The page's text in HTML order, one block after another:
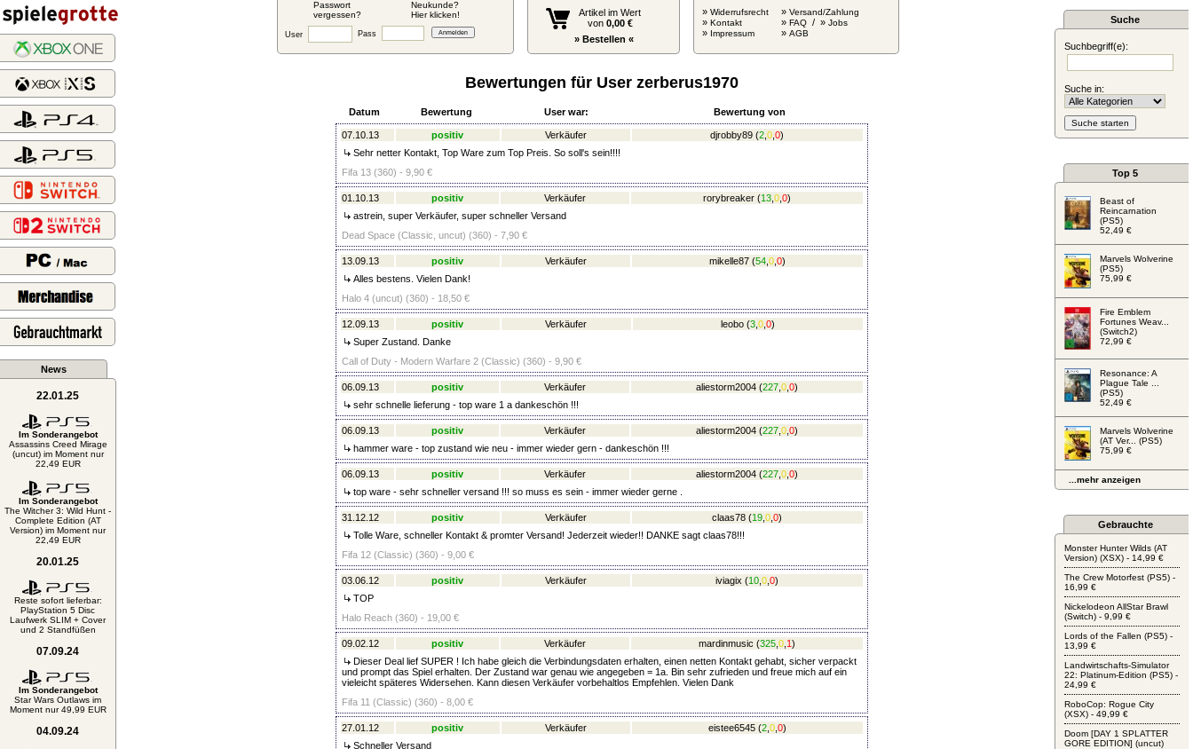
Passwort
vergessen?
Neukunde?
Hier klicken!
User Pass
Artikel im Wert
von 0,00 €
» Bestellen «
» Widerrufsrecht
» Kontakt
» Impressum
» Versand/Zahlung
» FAQ / » Jobs
» AGB
News
22.01.25
Im Sonderangebot
Assassins Creed Mirage
(uncut) im Moment nur
22,49 EUR
Im Sonderangebot
The Witcher 3: Wild Hunt -
Complete Edition (AT
Version) im Moment nur
22,49 EUR
20.01.25
Reste sofort lieferbar:
PlayStation 5 Disc
Laufwerk SLIM + Cover
und 2 Standfüßen
07.09.24
Im Sonderangebot
Star Wars Outlaws im
Moment nur 49,99 EUR
04.09.24
Bewertungen für User zerberus1970
Datum Bewertung User war: Bewertung von
07.10.13 positiv Verkäufer djrobby89 (2 0 0)
Sehr netter Kontakt, Top Ware zum Top Preis. So soll's sein!!!!
Fifa 13 (360) - 9,90 €
01.10.13 positiv Verkäufer rorybreaker (13, 0, 0)
astrein, super Verkäufer, super schneller Versand
Dead Space (Classic, uncut) (360) - 7,90 €
13.09.13 positiv Verkäufer mikelle87 (54, 0, 0)
Alles bestens. Vielen Dank!
Halo 4 (uncut) (360) - 18,50 €
12.09.13 positiv Verkäufer leobo (3, 0, 0)
Super Zustand. Danke
Call of Duty - Modern Warfare 2 (Classic) (360) - 9,90 €
06.09.13 positiv Verkäufer aliestorm2004 (227, 0, 0)
sehr schnelle lieferung - top ware 1 a dankeschön !!!
06.09.13 positiv Verkäufer aliestorm2004 (227, 0, 0)
hammer ware - top zustand wie neu - immer wieder gern - dankeschön !!!
06.09.13 positiv Verkäufer aliestorm2004 (227, 0, 0)
top ware - sehr schneller versand !!! so muss es sein - immer wieder gerne .
31.12.12 positiv Verkäufer claas78 (19 0 0)
Tolle Ware, schneller Kontakt & promter Versand! Jederzeit wieder!! DANKE sagt claas78!!!
Fifa 12 (Classic) (360) - 9,00 €
03.06.12 positiv Verkäufer iviagix (10 0 0)
TOP
Halo Reach (360) - 19,00 €
09.02.12 positiv Verkäufer mardinmusic (325, 0, 1)
Dieser Deal lief SUPER ! Ich habe gleich die Verbindungsdaten erhalten, einen netten Kontakt gehabt, sicher verpackt
und prompt das Spiel erhalten. Der Zustand war genau wie angegeben = 1a. Bin sehr zufrieden und freue mich auf ein
vieleicht späteres Widersehen. Kann diesen Verkäufer vorbehaltlos Empfehlen. Vielen Dank
Fifa 11 (Classic) (360) - 8,00 €
27.01.12 positiv Verkäufer eistee6545 (2, 0, 0)
Schneller Versand
Suche
Suchbegriff(e):
Suche in:
Top 5
Beast of
Reincarnation
(PS5)
52,49 €
Marvels Wolverine
(PS5)
75,99 €
Fire Emblem
Fortunes Weav...
(Switch2)
72,99 €
Resonance: A
Plague Tale ...
(PS5)
52,49 €
Marvels Wolverine
(AT Ver... (PS5)
75,99 €
...mehr anzeigen
Gebrauchte
Monster Hunter Wilds (AT
Version) (XSX) - 14,99 €
The Crew Motorfest (PS5) -
16,99 €
Nickelodeon AllStar Brawl
(Switch) - 9,99 €
Lords of the Fallen (PS5) -
13,99 €
Landwirtschafts-Simulator
22: Platinum-Edition (PS5) -
24,99 €
RoboCop: Rogue City
(XSX) - 49,99 €
Doom [DAY 1 SPLATTER
GORE EDITION] (uncut)